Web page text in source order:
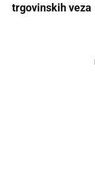
trgovinskih veza